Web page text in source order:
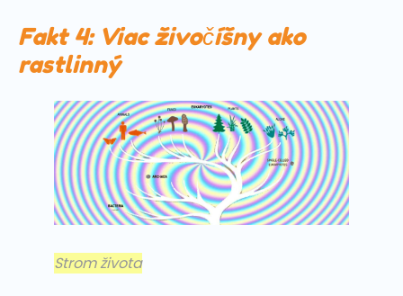
Fakt 4: Viac živočíšny ako
rastlinný
Strom života